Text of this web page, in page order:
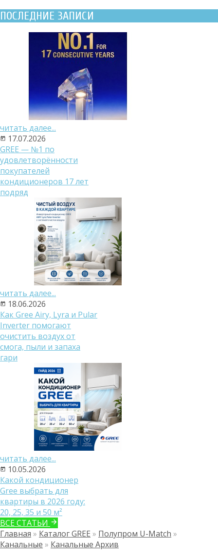
ПОСЛЕДНИЕ ЗАПИСИ
читать далее...
17.07.2026
GREE — №1 по
удовлетворённости
покупателей
кондиционеров 17 лет
подряд
читать далее...
18.06.2026
Как Gree Airy, Lyra и Pular
Inverter помогают
очистить воздух от
смога, пыли и запаха
гари
читать далее...
10.05.2026
Какой кондиционер
Gree выбрать для
квартиры в 2026 году:
20, 25, 35 и 50 м²
ВСЕ СТАТЬИ
Главная » Каталог GREE » Полупром U-Match »
Канальные » Канальные Архив